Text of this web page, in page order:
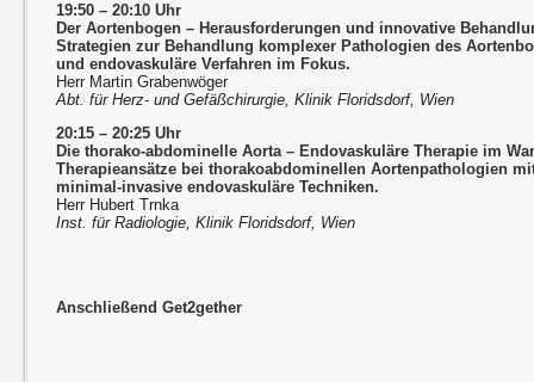
19:50 – 20:10 Uhr
Der Aortenbogen – Herausforderungen und innovative
Strategien zur Behandlung komplexer Pathologien des
und endovaskuläre Verfahren im Fokus.
Herr Martin Grabenwöger
Abt. für Herz- und Gefäßchirurgie, Klinik Floridsdorf, Wien
20:15 – 20:25 Uhr
Die thorako-abdominelle Aorta – Endovaskuläre Therapie im
Therapieansätze bei thorakoabdominellen Aortenpathologien
minimal-invasive endovaskuläre Techniken.
Herr Hubert Trnka
Inst. für Radiologie, Klinik Floridsdorf, Wien
Anschließend Get2gether